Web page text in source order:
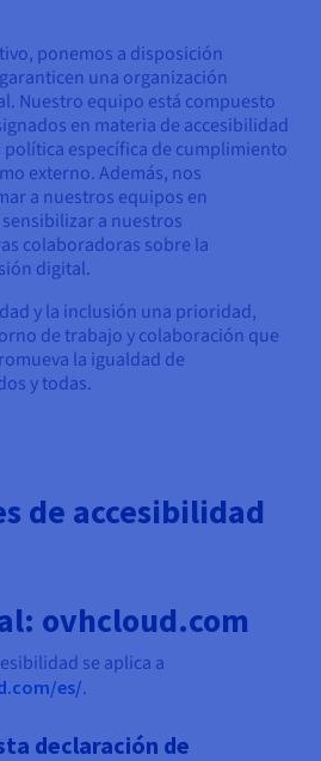
1 clic
ponemos a disposición
una organización
Nuestro equipo está compuesto
en materia de accesibilidad
específica de cumplimiento
externo. Además, nos
a nuestros equipos en
a nuestros
colaboradoras sobre la
digital.
y la inclusión una prioridad,
de trabajo y colaboración que
la igualdad de
y todas.
de accesibilidad
ovhcloud.com
se aplica a
es/.
declaración de